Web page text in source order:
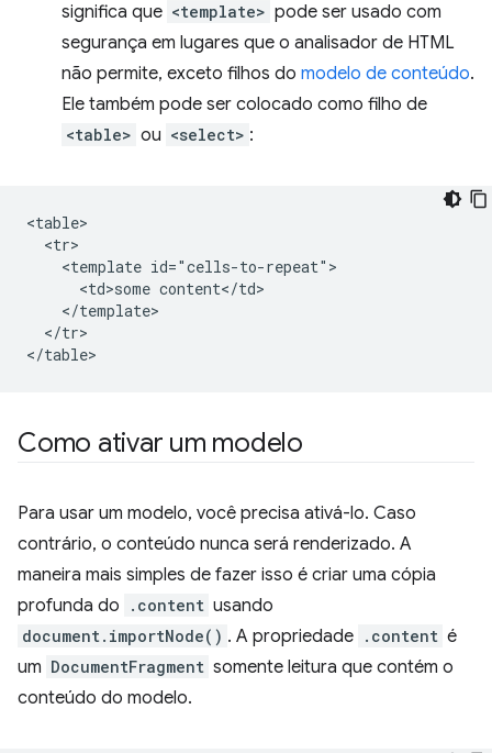
significa que <template> pode ser usado com
segurança em lugares que o analisador de HTML
não permite, exceto filhos do modelo de conteúdo.
Ele também pode ser colocado como filho de
<table> ou <select> :
<table>
  <tr>
    <template id="cells-to-repeat">
      <td>some content</td>
    </template>
  </tr>
Como ativar um modelo
Para usar um modelo, você precisa ativá-lo. Caso
contrário, o conteúdo nunca será renderizado. A
maneira mais simples de fazer isso é criar uma cópia
profunda do
.content usando
document.importNode() . A propriedade .content é
um DocumentFragment somente leitura que contém o
conteúdo do modelo.